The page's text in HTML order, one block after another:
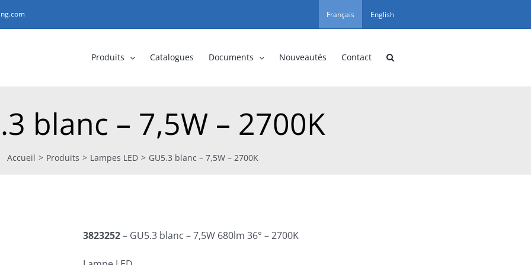
Français English
Produits Catalogues Documents Nouveautés Contact
blanc – 7,5W – 2700K
Accueil > Produits > Lampes LED > GU5.3 blanc – 7,5W – 2700K
3823252– GU5.3 blanc – 7,5W 680lm 36° – 2700K